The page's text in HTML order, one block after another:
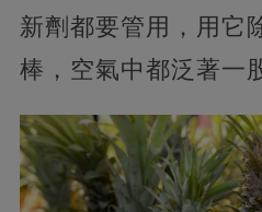
新劑都要管用，用它
棒，空氣中都泛著一